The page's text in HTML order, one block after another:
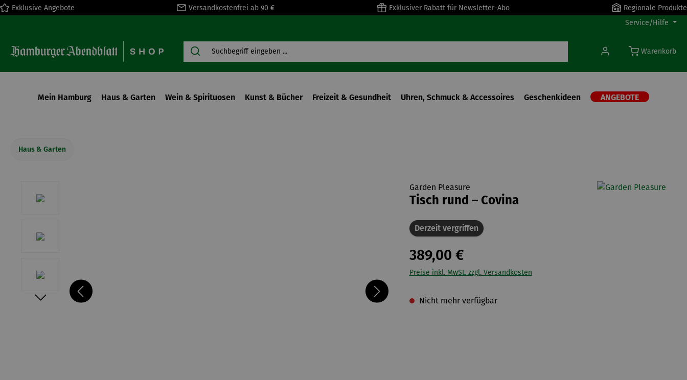
Zur Hauptnavigation springen
Exklusive Angebote Versandkostenfrei ab 90 € Exklusiver Rabatt für Newsletter-Abo
Regionale Produkte
Service/Hilfe
Warenkorb
Mein Hamburg Haus & Garten Wein & Spirituosen Kunst & Bücher Freizeit & Gesundheit Uhren, Schmuck & Accessoires Geschenkideen ANGEBOTE
Haus & Garten
Garden Pleasure
Tisch rund – Covina
Derzeit vergriffen
389,00 €
Preise inkl. MwSt. zzgl. Versandkosten
Nicht mehr verfügbar